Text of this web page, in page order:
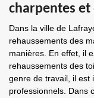
charpentes et
Dans la ville de
rehaussements des
manières. En effet, il
rehaussements des
genre de travail, il est
professionnels. Dans